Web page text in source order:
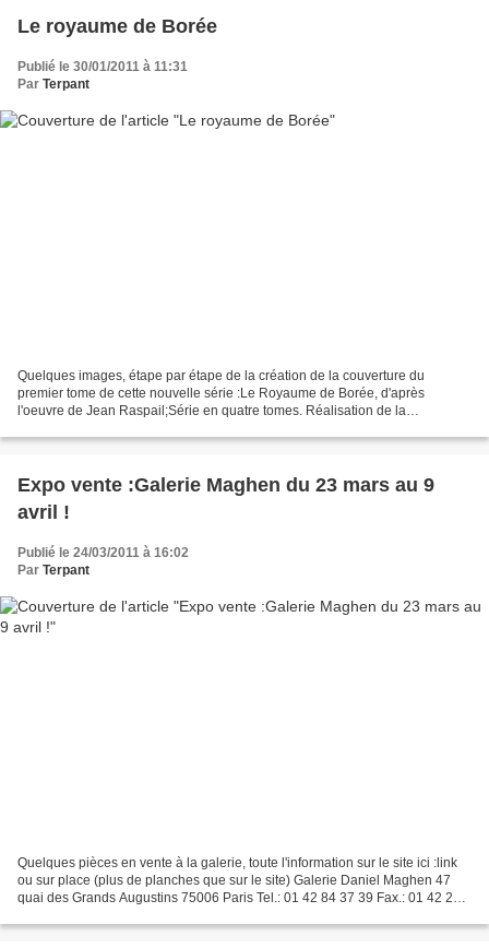
Le royaume de Borée
Publié le 30/01/2011 à 11:31
Par Terpant
Quelques images, étape par étape de la création de la couverture du
premier tome de cette nouvelle série :Le Royaume de Borée, d'après
l'oeuvre de Jean Raspail;Série en quatre tomes. Réalisation de la
Expo vente :Galerie Maghen du 23 mars au 9
avril !
Publié le 24/03/2011 à 16:02
Par Terpant
Quelques pièces en vente à la galerie, toute l'information sur le site ici :link
ou sur place (plus de planches que sur le site) Galerie Daniel Maghen 47
quai des Grands Augustins 75006 Paris Tel.: 01 42 84 37 39 Fax.: 01 42 22